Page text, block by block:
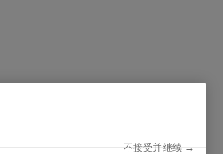
不接受并继续 →